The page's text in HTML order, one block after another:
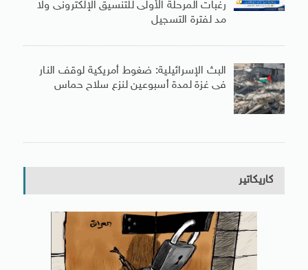
رغبات المرحلة الأولى للتنسيق الإلكترونى ولا
مد لفترة التسجيل
البث الإسرائيلية: ضغوط أمريكية لوقف النار
فى غزة لمدة أسبوعين لنزع سلاح حماس
كاريكاتير